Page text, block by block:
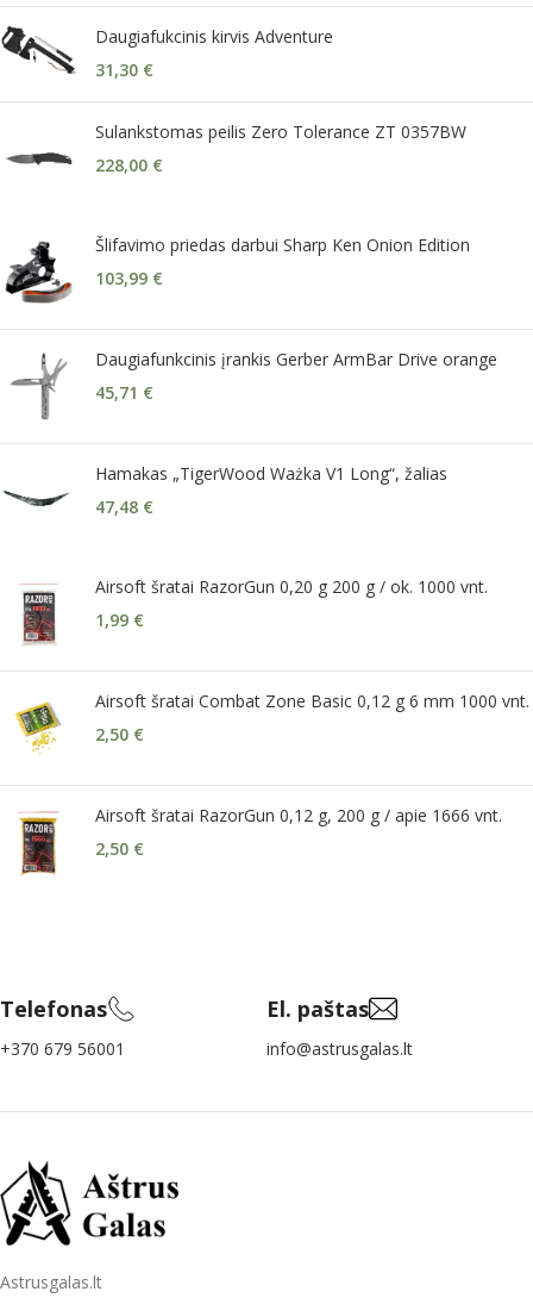
Daugiafukcinis kirvis Adventure
31,30 €
Sulankstomas peilis Zero Tolerance ZT 0357BW
228,00 €
Šlifavimo priedas darbui Sharp Ken Onion Edition
103,99 €
Daugiafunkcinis įrankis Gerber ArmBar Drive orange
45,71 €
Hamakas „TigerWood Ważka V1 Long“, žalias
47,48 €
Airsoft šratai RazorGun 0,20 g 200 g / ok. 1000 vnt.
1,99 €
Airsoft šratai Combat Zone Basic 0,12 g 6 mm 1000 vnt.
2,50 €
Airsoft šratai RazorGun 0,12 g, 200 g / apie 1666 vnt.
2,50 €
Telefonas
+370 679 56001
El. paštas
info@astrusgalas.lt
Astrusgalas.lt